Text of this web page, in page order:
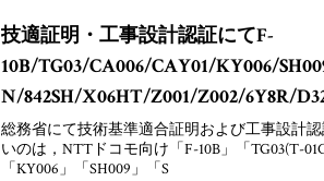
技適証明・工事設計認証にてF-
10B/TG03/CA006/CAY01/KY006/
N/842SH/X06HT/Z001/Z002/6Y8R/
総務省にて技術基準適合証明および工事設計
いのは，NTTドコモ向け「F-10B」「TG03(T-
「KY006」「SH009」「S